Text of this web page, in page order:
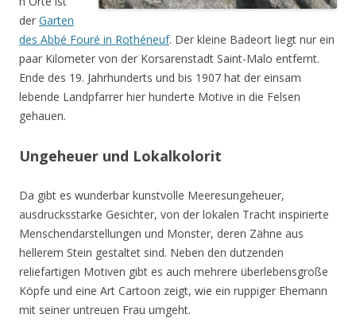
der Garten
des Abbé Fouré in Rothéneuf. Der kleine Badeort liegt nur ein
paar Kilometer von der Korsarenstadt Saint-Malo entfernt.
Ende des 19. Jahrhunderts und bis 1907 hat der einsam
lebende Landpfarrer hier hunderte Motive in die Felsen
gehauen.
Ungeheuer und Lokalkolorit
Da gibt es wunderbar kunstvolle Meeresungeheuer,
ausdrucksstarke Gesichter, von der lokalen Tracht inspirierte
Menschendarstellungen und Monster, deren Zähne aus
hellerem Stein gestaltet sind. Neben den dutzenden
reliefartigen Motiven gibt es auch mehrere überlebensgroße
Köpfe und eine Art Cartoon zeigt, wie ein ruppiger Ehemann
mit seiner untreuen Frau umgeht.